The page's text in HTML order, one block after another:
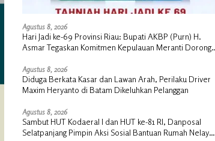
Agustus 8, 2026
Hari Jadi ke-69 Provinsi Riau: Bupati AKBP (Purn) H.
Asmar Tegaskan Komitmen Kepulauan Meranti Dorong
Agustus 8, 2026
Diduga Berkata Kasar dan Lawan Arah, Perilaku Driver
Maxim Heryanto di Batam Dikeluhkan Pelanggan
Agustus 8, 2026
Sambut HUT Kodaeral I dan HUT ke-81 RI, Danposal
Selatpanjang Pimpin Aksi Sosial Bantuan Rumah Nelayan